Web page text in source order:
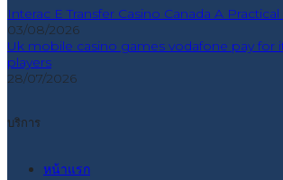
Interac E Transfer Casino Canada A
03/08/2026
Uk mobile casino games vodafone pay for
players
28/07/2026
บริการ
หน้าแรก